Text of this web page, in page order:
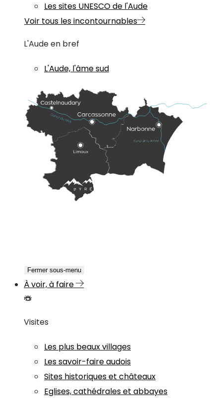
Les sites UNESCO de l'Aude
Voir tous les incontournables
L'Aude en bref
L'Aude, l'âme sud
Fermer sous-menu
À voir, à faire
Visites
Les plus beaux villages
Les savoir-faire audois
Sites historiques et châteaux
Eglises, cathédrales et abbayes